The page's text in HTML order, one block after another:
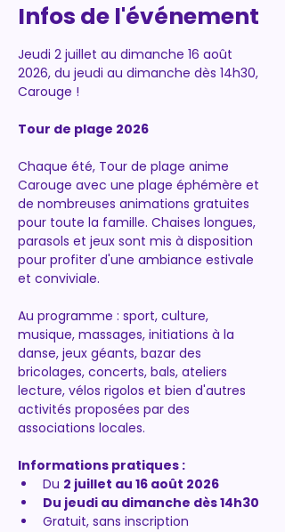
Infos de l'événement
Jeudi 2 juillet au dimanche 16 août
2026, du jeudi au dimanche dès 14h30,
Carouge !
Tour de plage 2026
Chaque été, Tour de plage anime
Carouge avec une plage éphémère et
de nombreuses animations gratuites
pour toute la famille. Chaises longues,
parasols et jeux sont mis à disposition
pour profiter d'une ambiance estivale
et conviviale.
Au programme : sport, culture,
musique, massages, initiations à la
danse, jeux géants, bazar des
bricolages, concerts, bals, ateliers
lecture, vélos rigolos et bien d'autres
activités proposées par des
associations locales.
Informations pratiques :
Du 2 juillet au 16 août 2026
Du jeudi au dimanche dès 14h30
Gratuit, sans inscription